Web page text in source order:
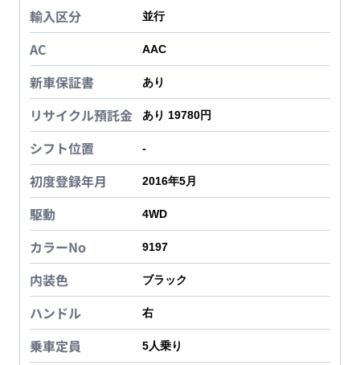
輸入区分 並行
AC AAC
新車保証書 あり
リサイクル預託金 あり 19780円
シフト位置 -
初度登録年月 2016年5月
駆動 4WD
カラーNo 9197
内装色 ブラック
ハンドル 右
乗車定員 5人乗り